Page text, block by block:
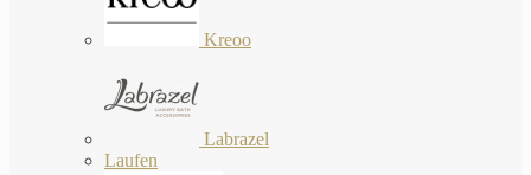
Kreoo
Labrazel
Laufen